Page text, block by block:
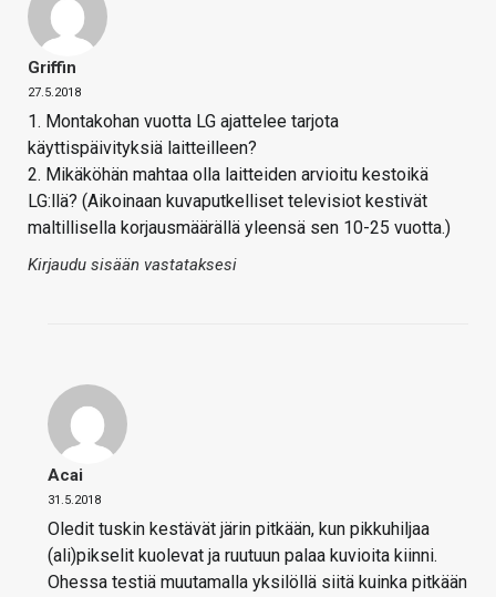
Griffin
27.5.2018
1. Montakohan vuotta LG ajattelee tarjota
käyttispäivityksiä laitteilleen?
2. Mikäköhän mahtaa olla laitteiden arvioitu kestoikä
LG:llä? (Aikoinaan kuvaputkelliset televisiot kestivät
maltillisella korjausmäärällä yleensä sen 10-25 vuotta.)
Kirjaudu sisään vastataksesi
Acai
31.5.2018
Oledit tuskin kestävät järin pitkään, kun pikkuhiljaa
(ali)pikselit kuolevat ja ruutuun palaa kuvioita kiinni.
Ohessa testiä muutamalla yksilöllä siitä kuinka pitkään